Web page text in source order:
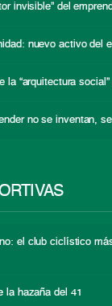
invisible” del
nuevo activo del
la “arquitectura
no se inventan,
el club ciclístico
la hazaña del 41